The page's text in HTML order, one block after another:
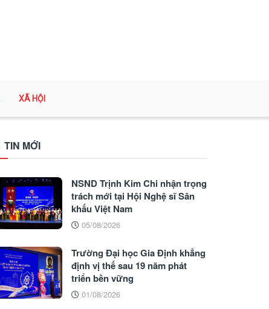
XÃ HỘI
TIN MỚI
NSND Trịnh Kim Chi nhận trọng
trách mới tại Hội Nghệ sĩ Sân
khấu Việt Nam
05/08/2026
Trường Đại học Gia Định khẳng
định vị thế sau 19 năm phát
triển bền vững
01/08/2026